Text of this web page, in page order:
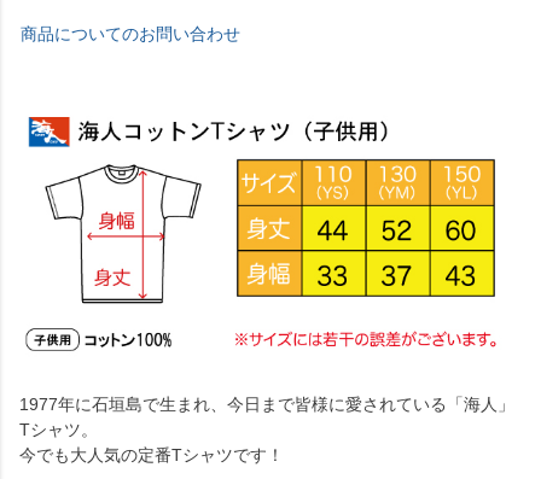
商品についてのお問い合わせ
1977年に石垣島で生まれ、今日まで皆様に愛されている「海人」
Tシャツ。
今でも大人気の定番Tシャツです！